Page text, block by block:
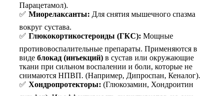
Парацетамол).
Миорелаксанты: Для снятия мышечного спазма
вокруг сустава.
Глюкокортикостероиды (ГКС): Мощные
противовоспалительные препараты. Применяются в
виде блокад (инъекций) в сустав или окружающие
ткани при сильном воспалении и боли, которые не
снимаются НПВП. (Например, Дипроспан, Кеналог).
Хондропротекторы: (Глюкозамин, Хондроитин